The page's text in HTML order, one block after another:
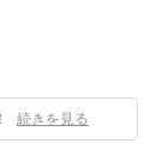
続きを見る